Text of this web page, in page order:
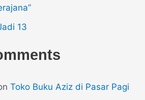
13
Toko Buku Aziz di Pasar Pagi